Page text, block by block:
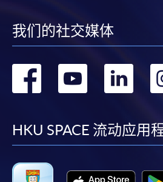
我们的社交媒体
转
facebook
转 转
HKU SPACE 流动应用